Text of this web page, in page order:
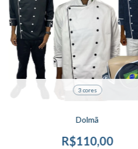
3 cores
Dolmã
R$110,00